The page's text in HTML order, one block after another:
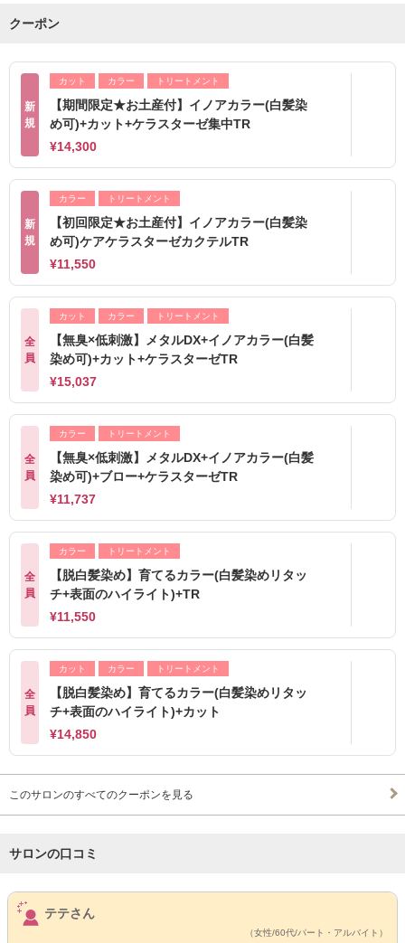
クーポン
新
規
カット カラー トリートメント
【期間限定★お土産付】イノアカラー(白髪染
め可)+カット+ケラスターゼ集中TR
¥14,300
新
規
カラー トリートメント
【初回限定★お土産付】イノアカラー(白髪染
め可)ケアケラスターゼカクテルTR
¥11,550
全
員
カット カラー トリートメント
【無臭×低刺激】メタルDX+イノアカラー(白髪
染め可)+カット+ケラスターゼTR
¥15,037
全
員
カラー トリートメント
【無臭×低刺激】メタルDX+イノアカラー(白髪
染め可)+ブロー+ケラスターゼTR
¥11,737
全
員
カラー トリートメント
【脱白髪染め】育てるカラー(白髪染めリタッ
チ+表面のハイライト)+TR
¥11,550
全
員
カット カラー トリートメント
【脱白髪染め】育てるカラー(白髪染めリタッ
チ+表面のハイライト)+カット
¥14,850
このサロンのすべてのクーポンを見る
サロンの口コミ
サロンPick Up
テテさん
（女性/60代/パート・アルバイト）